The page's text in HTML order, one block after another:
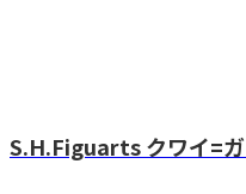
S.H.Figuarts クワイ=